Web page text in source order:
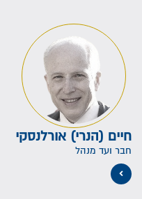
חיים (הנרי) אורלנסקי
חבר ועד מנהל